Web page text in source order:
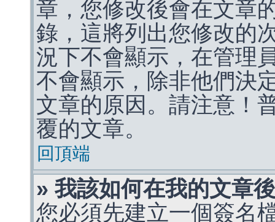
章，您修改後會在文章
錄，這將列出您修改的
況下不會顯示，在管理
不會顯示，除非他們決
文章的原因。請注意！
覆的文章。
回頂端
» 我該如何在我的文章
您必須先建立一個簽名